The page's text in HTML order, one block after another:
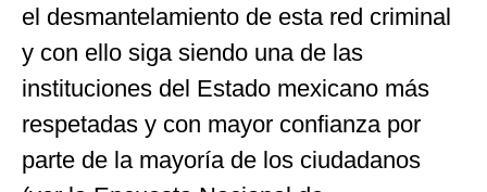
el desmantelamiento de esta red criminal
y con ello siga siendo una de las
instituciones del Estado mexicano más
respetadas y con mayor confianza por
parte de la mayoría de los ciudadanos